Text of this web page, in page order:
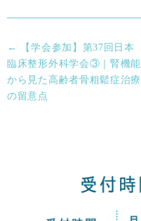
←
【学会参加】第37回日本
臨床整形外科学会③｜腎機能
から見た高齢者骨粗鬆症治療
の留意点